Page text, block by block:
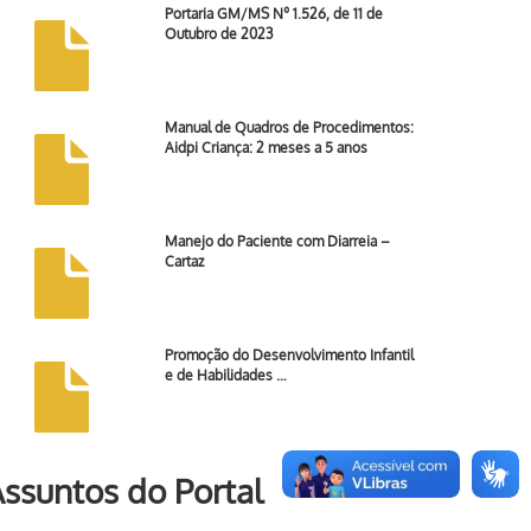
Portaria GM/MS Nº 1.526, de 11 de
Outubro de 2023
Manual de Quadros de Procedimentos:
Aidpi Criança: 2 meses a 5 anos
Manejo do Paciente com Diarreia –
Cartaz
Promoção do Desenvolvimento Infantil
e de Habilidades …
do Portal